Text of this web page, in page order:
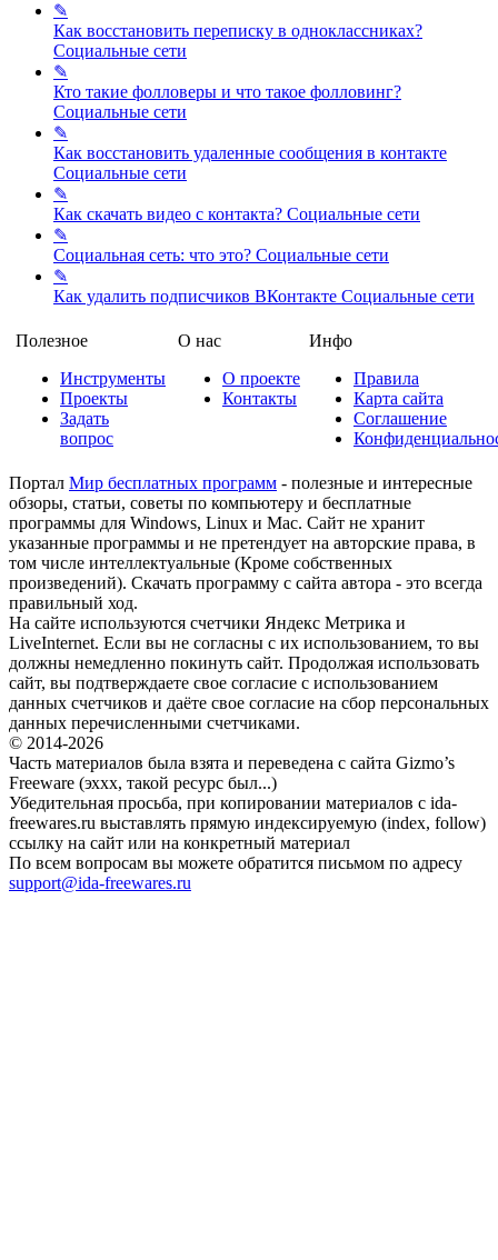
✎
Как восстановить переписку в одноклассниках?
Социальные сети
✎
Кто такие фолловеры и что такое фолловинг?
Социальные сети
✎
Как восстановить удаленные сообщения в контакте
Социальные сети
✎
Как скачать видео с контакта? Социальные сети
✎
Социальная сеть: что это? Социальные сети
✎
Как удалить подписчиков ВКонтакте Социальные сети
Полезное
Инструменты
Проекты
Задать
вопрос
О нас
О проекте
Контакты
Инфо
Правила
Карта сайта
Соглашение
Портал Мир бесплатных программ - полезные и интересные
обзоры, статьи, советы по компьютеру и бесплатные
программы для Windows, Linux и Mac. Сайт не хранит
указанные программы и не претендует на авторские права, в
том числе интеллектуальные (Кроме собственных
произведений). Скачать программу с сайта автора - это всегда
правильный ход.
На сайте используются счетчики Яндекс Метрика и
LiveInternet. Если вы не согласны с их использованием, то вы
должны немедленно покинуть сайт. Продолжая использовать
сайт, вы подтверждаете свое согласие с использованием
данных счетчиков и даёте свое согласие на сбор персональных
данных перечисленными счетчиками.
© 2014-2026
Часть материалов была взята и переведена с сайта Gizmo’s
Freeware (эххх, такой ресурс был...)
Убедительная просьба, при копировании материалов с ida-
freewares.ru выставлять прямую индексируемую (index, follow)
ссылку на сайт или на конкретный материал
По всем вопросам вы можете обратится письмом по адресу
support@ida-freewares.ru